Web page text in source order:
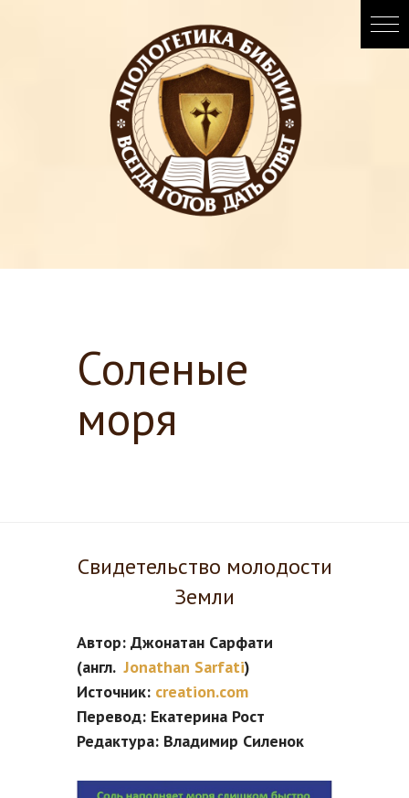
Соленые
моря
Свидетельство молодости
Земли
Автор: Джонатан Сарфати
(англ.Jonathan Sarfati)
Источник: creation.com
Перевод: Екатерина Рост
Редактура: Владимир Силенок